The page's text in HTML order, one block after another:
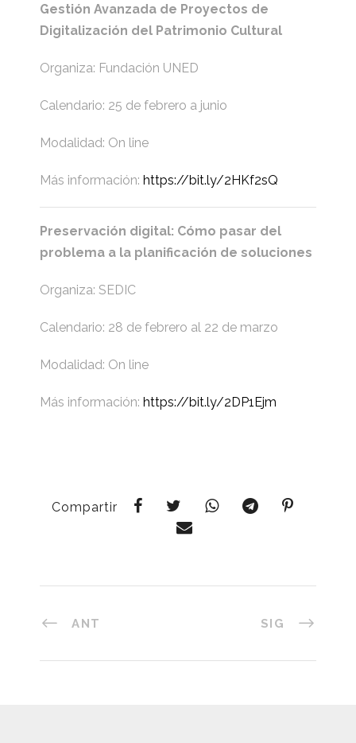
Gestión Avanzada de Proyectos de
Digitalización del Patrimonio Cultural
Organiza: Fundación UNED
Calendario: 25 de febrero a junio
Modalidad: On line
Más información: https://bit.ly/2HKf2sQ
Preservación digital: Cómo pasar del
problema a la planificación de soluciones
Organiza: SEDIC
Calendario: 28 de febrero al 22 de marzo
Modalidad: On line
Más información: https://bit.ly/2DP1Ejm
Compartir
ANT SIG